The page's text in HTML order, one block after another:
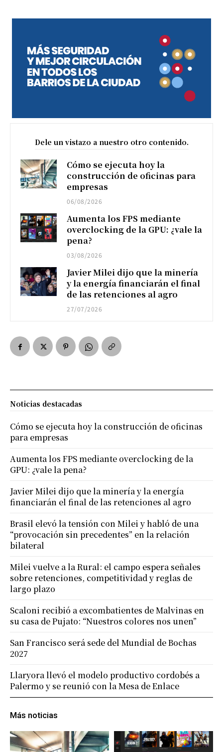
Dele un vistazo a nuestro otro contenido.
Cómo se ejecuta hoy la
construcción de oficinas para
empresas
06/08/2026
Aumenta los FPS mediante
overclocking de la GPU: ¿vale la
pena?
03/08/2026
Javier Milei dijo que la minería
y la energía financiarán el final
de las retenciones al agro
27/07/2026
Más noticias
Noticias destacadas
Cómo se ejecuta hoy la construcción de oficinas
para empresas
Aumenta los FPS mediante overclocking de la
GPU: ¿vale la pena?
Javier Milei dijo que la minería y la energía
financiarán el final de las retenciones al agro
Brasil elevó la tensión con Milei y habló de una
“provocación sin precedentes” en la relación
bilateral
Milei vuelve a la Rural: el campo espera señales
sobre retenciones, competitividad y reglas de
largo plazo
Scaloni recibió a excombatientes de Malvinas en
su casa de Pujato: “Nuestros colores nos unen”
San Francisco será sede del Mundial de Bochas
2027
Llaryora llevó el modelo productivo cordobés a
Palermo y se reunió con la Mesa de Enlace